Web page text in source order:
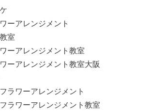
ーアレンジメント
室
ーアレンジメント教室
ーアレンジメント教室大阪
ラワーアレンジメント
ラワーアレンジメント教室